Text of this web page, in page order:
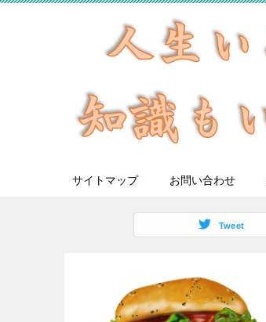
サイトマップ お問い合わせ
Tweet